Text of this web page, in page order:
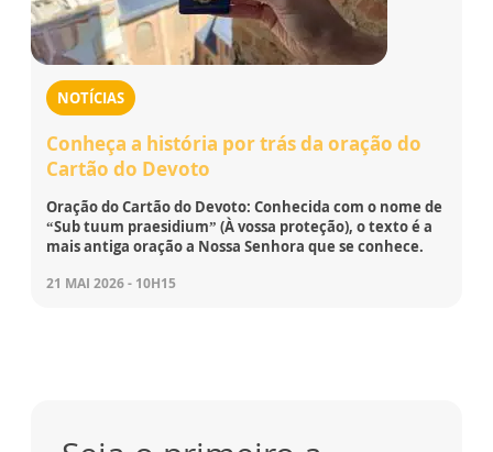
NOTÍCIAS
Conheça a história por trás da oração do
Cartão do Devoto
Oração do Cartão do Devoto: Conhecida com o nome de
“Sub tuum praesidium” (À vossa proteção), o texto é a
mais antiga oração a Nossa Senhora que se conhece.
21 MAI 2026 - 10H15